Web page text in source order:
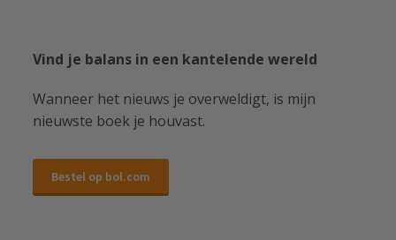
Vind je balans in een kantelende wereld
Wanneer het nieuws je overweldigt, is mijn
nieuwste boek je houvast.
Bestel op bol.com